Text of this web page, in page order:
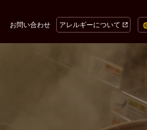
お問い合わせ アレルギーについて